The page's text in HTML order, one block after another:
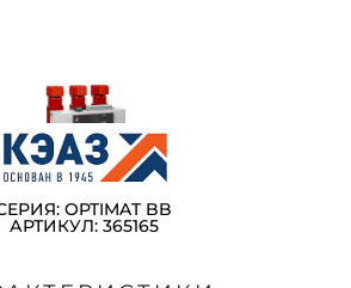
OPTIMAT BB
АРТИКУЛ: 365165